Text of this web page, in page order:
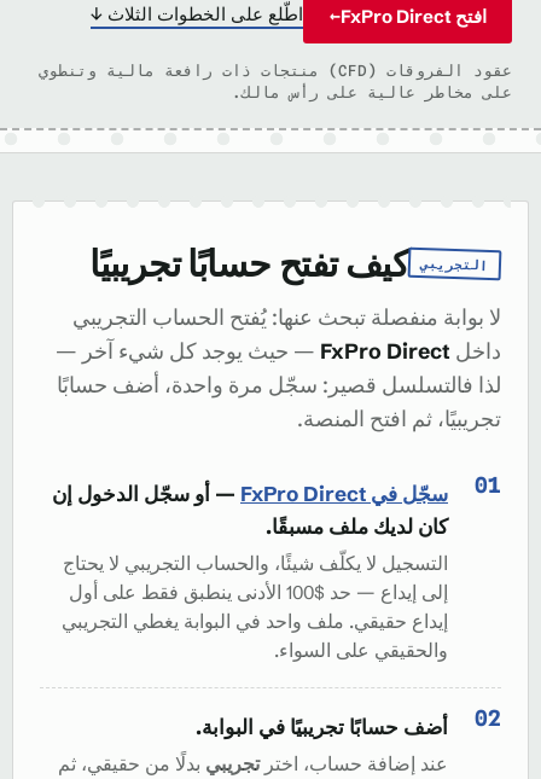
افتح FxPro Direct → اطّلع على الخطوات الثلاث ↓
عقود الفروقات (CFD) منتجات ذات رافعة مالية وتنطوي
على مخاطر عالية على رأس مالك.
التجريبي كيف تفتح حسابًا تجريبيًا
لا بوابة منفصلة تبحث عنها: يُفتح الحساب التجريبي
داخل FxPro Direct — حيث يوجد كل شيء آخر —
لذا فالتسلسل قصير: سجّل مرة واحدة، أضف حسابًا
تجريبيًا، ثم افتح المنصة.
سجّل في FxPro Direct
— أو سجّل الدخول إن
كان لديك ملف مسبقًا.
التسجيل لا يكلّف شيئًا، والحساب التجريبي لا يحتاج
إلى إيداع — حد $100 الأدنى ينطبق فقط على أول
إيداع حقيقي. ملف واحد في البوابة يغطي التجريبي
والحقيقي على السواء.
أضف حسابًا تجريبيًا في البوابة.
عند إضافة حساب، اخترتجريبي بدلًا من حقيقي، ثم